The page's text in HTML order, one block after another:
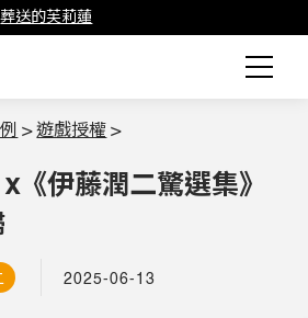
葬送的芙莉蓮
>遊戲授權 >
x《伊藤潤二驚選集》
2025-06-13